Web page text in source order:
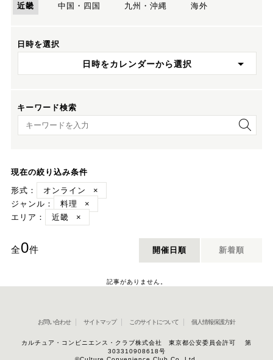
近畿
中国・四国 九州・沖縄 海外
日時を選択
日時をカレンダーから選択
キーワード検索
キーワード検索
現在の絞り込み条件
形式：
オンライン
×
ジャンル：
料理
×
エリア：
近畿 ×
全0件 開催日順 新着順
記事がありません。
お問い合わせ サイトマップ このサイトについて 個人情報保護方針
カルチュア・コンビニエンス・クラブ株式会社 東京都公安委員会許可 第
303310908618号